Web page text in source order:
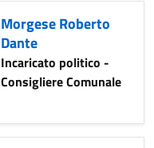
Morgese Roberto
Dante
Incaricato politico -
Consigliere Comunale